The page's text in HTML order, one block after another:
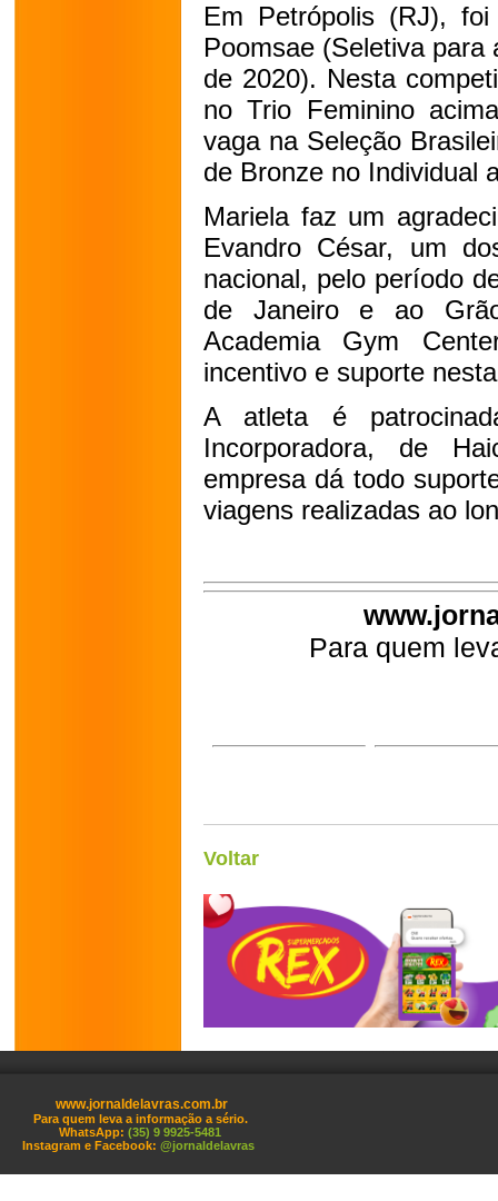
Em Petrópolis (RJ),
Poomsae (Seletiva
de 2020). Nesta
no Trio Feminino
vaga na Seleção
de Bronze no Individual
Mariela faz um
Evandro César, um
nacional, pelo período
de Janeiro e ao
Academia Gym
incentivo e suporte
A atleta é
Incorporadora, de
empresa dá todo
viagens realizadas ao
Para quem
Voltar
www.jornaldelavras.com.br
Para quem leva a informação a sério.
WhatsApp: (35) 9 9925-5481
Instagram e Facebook: @jornaldelavras